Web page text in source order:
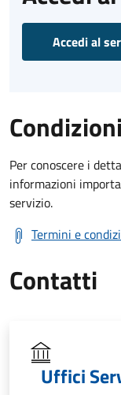
Accedi al
Per conoscere i
informazioni
servizio.
Termini e
Contatti
Uffici